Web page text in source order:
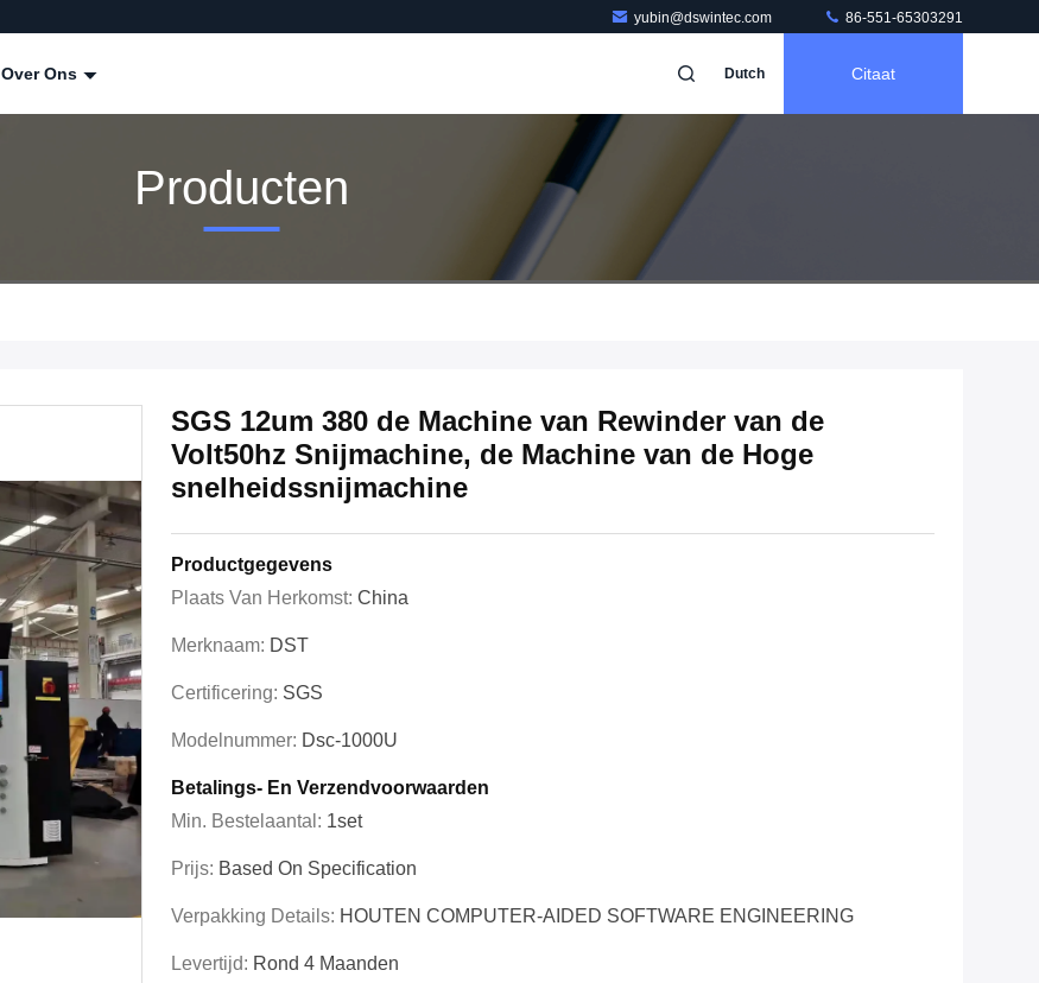
yubin@dswintec.com 86-551-65303291
Over Ons Dutch Citaat
Producten
SGS 12um 380 de Machine van Rewinder van de
Volt50hz Snijmachine, de Machine van de Hoge
snelheidssnijmachine
Productgegevens
Plaats Van Herkomst: China
Merknaam: DST
Certificering: SGS
Modelnummer: Dsc-1000U
Betalings- En Verzendvoorwaarden
Min. Bestelaantal: 1set
Prijs: Based On Specification
Verpakking Details: HOUTEN COMPUTER-AIDED SOFTWARE ENGINEERING
Levertijd: Rond 4 Maanden